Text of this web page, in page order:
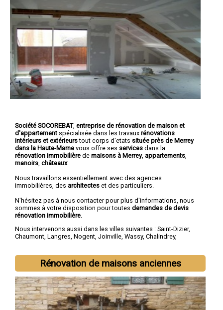
Société SOCOREBAT, entreprise de rénovation de maison et
d'appartement spécialisée dans les travaux rénovations
intérieurs et extérieurstout corps d'etats située près de Merrey
dans la Haute-Marne vous offre ses services dans la
rénovation immobilière de maisons à Merrey, appartements
manoirs châteaux.
Nous travaillons essentiellement avec des agences
immobilières, des architectes et des particuliers.
N'hésitez pas à nous contacter pour plus d'informations, nous
sommes à votre disposition pour toutes demandes de devis
rénovation immobilière
Nous intervenons aussi dans les villes suivantes : Saint-Dizier,
Chaumont, Langres, Nogent, Joinville, Wassy, Chalindrey,
Rénovation de maisons anciennes